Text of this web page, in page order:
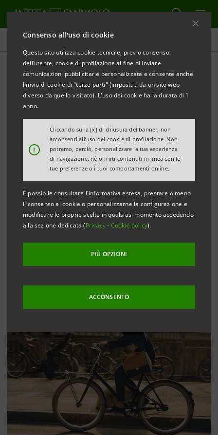
Consenso all'uso di cookie
Questo sito utilizza cookie tecnici e, previo consenso
dell’utente, cookie di profilazione al fine di inviare
comunicazioni pubblicitarie personalizzate e consente anche
l'invio di cookie di "terze parti" (impostati da un sito web
diverso da quello visitato). L'uso dei cookie ha la durata di 1
anno.
!
Cliccando sulla [x] di chiusura del banner, non
acconsenti all’uso dei cookie di profilazione. Non
potremo, perciò, personalizzare la tua esperienza
di navigazione, né offrirti contenuti in linea con le
tue preferenze o i tuoi comportamenti online.
È possibile consultare l'informativa estesa, prestare o meno
il consenso ai cookie o personalizzarne la configurazione e
modificare le proprie scelte in qualsiasi momento accedendo
alla sezione dedicata (Privacy- Cookie policy).
PIÙ OPZIONI
ACCONSENTO
Obiettivi, risultati e iniziative
SALUTE E BENESSERE
Next Way of Working